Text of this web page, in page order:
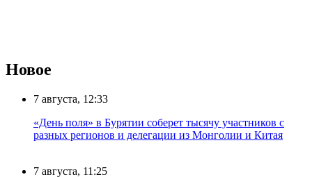
Новое
7 августа, 12:33
«День поля» в Бурятии соберет тысячу участников с
разных регионов и делегации из Монголии и Китая
7 августа, 11:25